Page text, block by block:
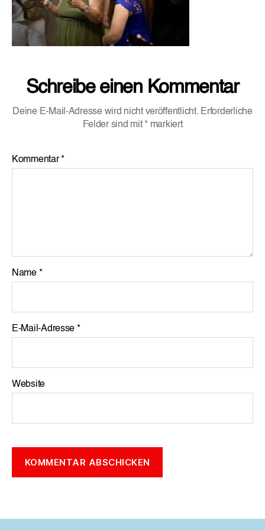
Schreibe einen Kommentar
Deine E-Mail-Adresse wird nicht veröffentlicht. Erforderliche
Felder sind mit * markiert
Kommentar*
Name *
E-Mail-Adresse *
Website